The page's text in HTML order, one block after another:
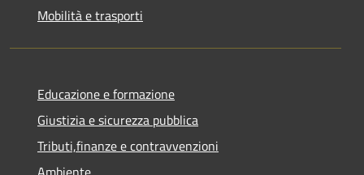
Mobilità e trasporti
Educazione e formazione
Giustizia e sicurezza pubblica
Tributi,finanze e contravvenzioni